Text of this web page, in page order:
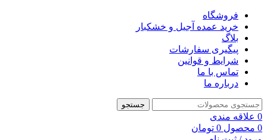
فروشگاه
خرید عمده آجیل و خشکبار
بلاگ
پیگیری سفارشات
شرایط و قوانین
تماس با ما
درباره ما
جستجو
0 علاقه مندی
0 محصول 0 تومان